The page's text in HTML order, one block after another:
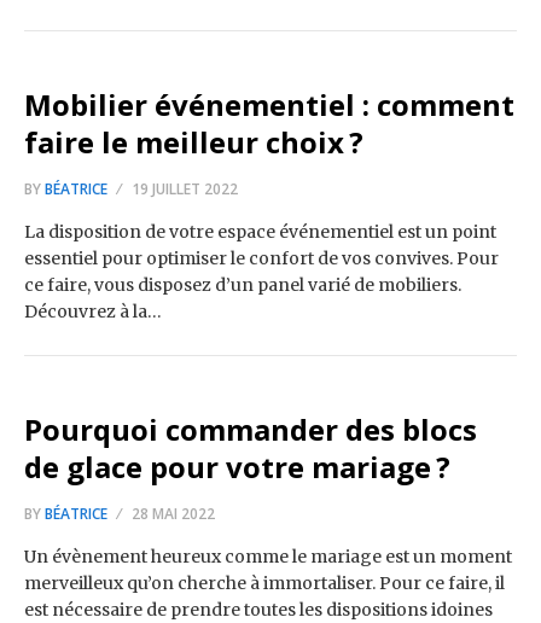
Mobilier événementiel : comment
faire le meilleur choix ?
BYBÉATRICE 19 JUILLET 2022
La disposition de votre espace événementiel est un point
essentiel pour optimiser le confort de vos convives. Pour
ce faire, vous disposez d’un panel varié de mobiliers.
Découvrez à la…
Pourquoi commander des blocs
de glace pour votre mariage ?
BYBÉATRICE 28 MAI 2022
Un évènement heureux comme le mariage est un moment
merveilleux qu’on cherche à immortaliser. Pour ce faire, il
est nécessaire de prendre toutes les dispositions idoines